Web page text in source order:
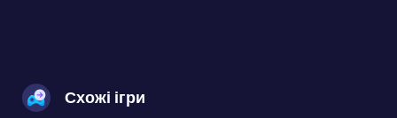
Схожі ігри